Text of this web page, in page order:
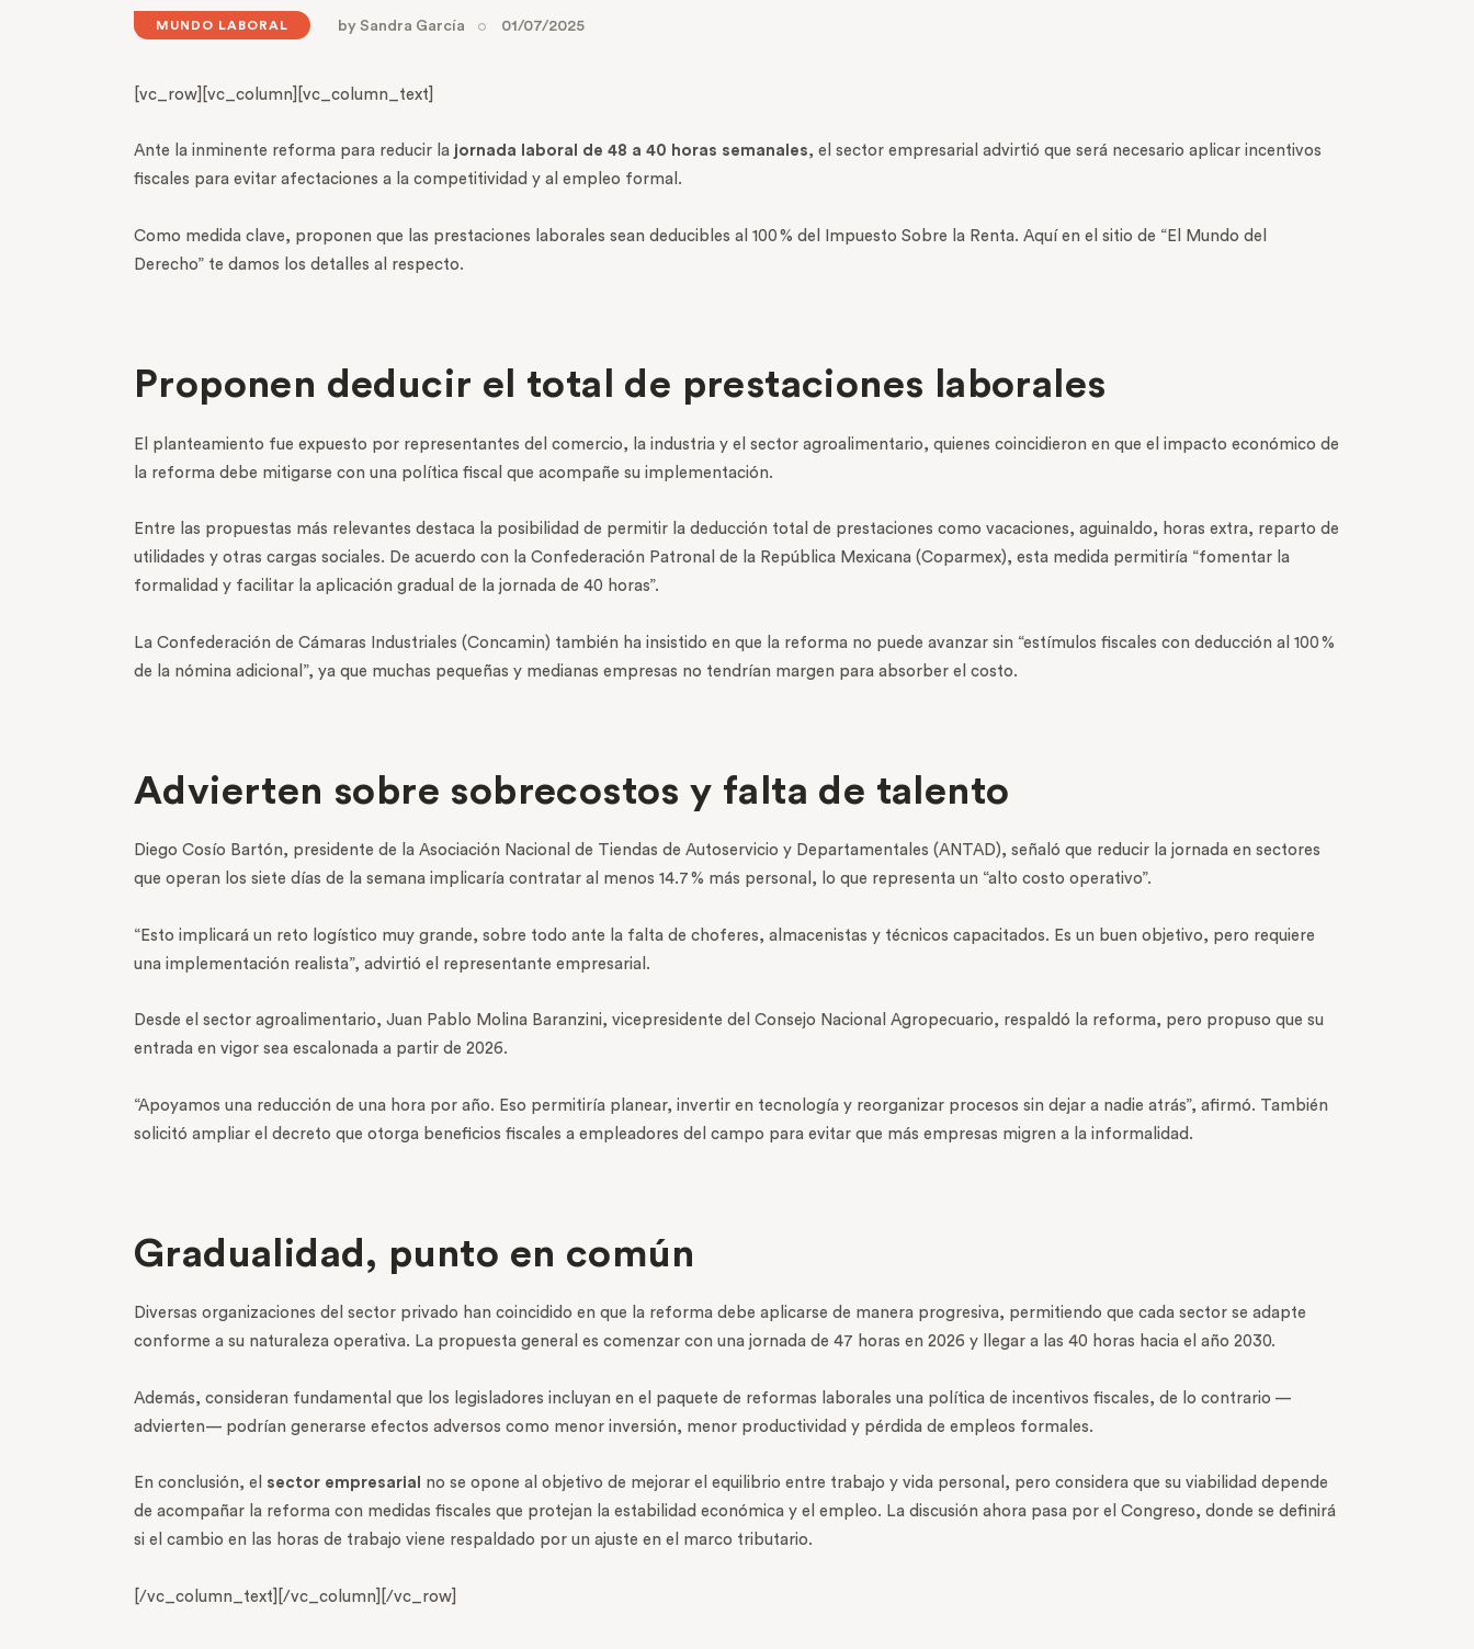
MUNDO LABORAL bySandra García 01/07/2025
[vc_row][vc_column][vc_column_text]
Ante la inminente reforma para reducir la jornada laboral de 48 a 40 horas semanales, el sector empresarial advirtió que será necesario aplicar incentivos
fiscales para evitar afectaciones a la competitividad y al empleo formal.
Como medida clave, proponen que las prestaciones laborales sean deducibles al 100 % del Impuesto Sobre la Renta. Aquí en el sitio de “El Mundo del
Derecho” te damos los detalles al respecto.
Proponen deducir el total de prestaciones laborales
El planteamiento fue expuesto por representantes del comercio, la industria y el sector agroalimentario, quienes coincidieron en que el impacto económico de
la reforma debe mitigarse con una política fiscal que acompañe su implementación.
Entre las propuestas más relevantes destaca la posibilidad de permitir la deducción total de prestaciones como vacaciones, aguinaldo, horas extra, reparto de
utilidades y otras cargas sociales. De acuerdo con la Confederación Patronal de la República Mexicana (Coparmex), esta medida permitiría “fomentar la
formalidad y facilitar la aplicación gradual de la jornada de 40 horas”.
La Confederación de Cámaras Industriales (Concamin) también ha insistido en que la reforma no puede avanzar sin “estímulos fiscales con deducción al 100 %
de la nómina adicional”, ya que muchas pequeñas y medianas empresas no tendrían margen para absorber el costo.
Advierten sobre sobrecostos y falta de talento
Diego Cosío Bartón, presidente de la Asociación Nacional de Tiendas de Autoservicio y Departamentales (ANTAD), señaló que reducir la jornada en sectores
que operan los siete días de la semana implicaría contratar al menos 14.7 % más personal, lo que representa un “alto costo operativo”.
“Esto implicará un reto logístico muy grande, sobre todo ante la falta de choferes, almacenistas y técnicos capacitados. Es un buen objetivo, pero requiere
una implementación realista”, advirtió el representante empresarial.
Desde el sector agroalimentario, Juan Pablo Molina Baranzini, vicepresidente del Consejo Nacional Agropecuario, respaldó la reforma, pero propuso que su
entrada en vigor sea escalonada a partir de 2026.
“Apoyamos una reducción de una hora por año. Eso permitiría planear, invertir en tecnología y reorganizar procesos sin dejar a nadie atrás”, afirmó. También
solicitó ampliar el decreto que otorga beneficios fiscales a empleadores del campo para evitar que más empresas migren a la informalidad.
Gradualidad, punto en común
Diversas organizaciones del sector privado han coincidido en que la reforma debe aplicarse de manera progresiva, permitiendo que cada sector se adapte
conforme a su naturaleza operativa. La propuesta general es comenzar con una jornada de 47 horas en 2026 y llegar a las 40 horas hacia el año 2030.
Además, consideran fundamental que los legisladores incluyan en el paquete de reformas laborales una política de incentivos fiscales, de lo contrario —
advierten— podrían generarse efectos adversos como menor inversión, menor productividad y pérdida de empleos formales.
En conclusión, el sector empresarial
no se opone al objetivo de mejorar el equilibrio entre trabajo y vida personal, pero considera que su viabilidad depende
de acompañar la reforma con medidas fiscales que protejan la estabilidad económica y el empleo. La discusión ahora pasa por el Congreso, donde se definirá
si el cambio en las horas de trabajo viene respaldado por un ajuste en el marco tributario.
[/vc_column_text][/vc_column][/vc_row]